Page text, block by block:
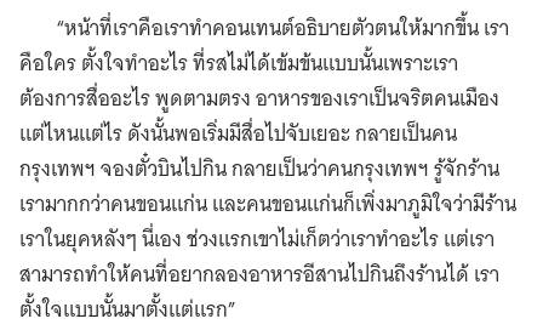
“หน้าที่เราคือเราทำคอนเทนต์อธิบายตัวตนให้มากขึ้น เรา
คือใคร ตั้งใจทำอะไร ที่รสไม่ได้เข้มข้นแบบนั้นเพราะเรา
ต้องการสื่ออะไร พูดตามตรง อาหารของเราเป็นจริตคนเมือง
แต่ไหนแต่ไร ดังนั้นพอเริ่มมีสื่อไปจับเยอะ กลายเป็นคน
กรุงเทพฯ จองตั๋วบินไปกิน กลายเป็นว่าคนกรุงเทพฯ รู้จักร้าน
เรามากกว่าคนขอนแก่น และคนขอนแก่นก็เพิ่งมาภูมิใจว่ามีร้าน
เราในยุคหลังๆ นี่เอง ช่วงแรกเขาไม่เก็ตว่าเราทำอะไร แต่เรา
สามารถทำให้คนที่อยากลองอาหารอีสานไปกินถึงร้านได้ เรา
ตั้งใจแบบนั้นมาตั้งแต่แรก”